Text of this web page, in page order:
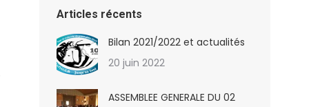
Articles récents
Bilan 2021/2022 et actualités
20 juin 2022
ASSEMBLEE GENERALE DU 02